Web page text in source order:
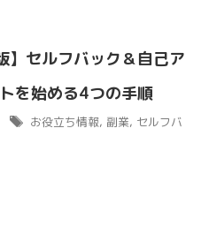
】セルフバック＆自己ア
を始める4つの手順
お役立ち情報, 副業, セルフバ